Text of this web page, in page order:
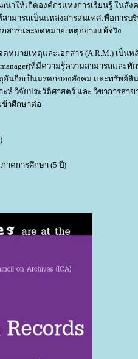
ให้เกิดองค์กรแห่งการเรียนรู้ ในสังค
ารถเป็นแหล่งสารสนเทศเพื่อการบ
สารและจดหมายเหตุอย่างแท้จริง
มายเหตุและเอกสาร (A.R.M.) เป็น
ที่มีความรู้ความสามารถและ
อันถือเป็นมรดกของสังคม และทรัพย์
ห์ วิจัยประวัติศาสตร์ และ วิชาการสาข
ข้าศึกษาต่อ
าคการศึกษา (5 ปี)